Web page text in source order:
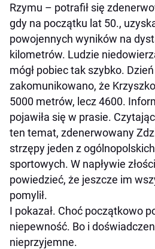
Rzymu – potrafił się
gdy na początku lat 50.,
powojennych wyników na
kilometrów. Ludzie
mógł pobiec tak szybko.
zakomunikowano, że
5000 metrów, lecz 4600.
pojawiła się w prasie.
ten temat, zdenerwowany
strzępy jeden z
sportowych. W napływie
powiedzieć, że jeszcze im
pomylił.
I pokazał. Choć początkowo
niepewność. Bo i
nieprzyjemne.